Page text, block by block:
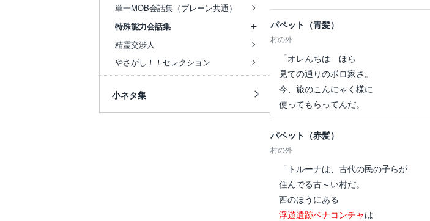
パペット（青髪）
村の外
「オレんちは ほら
見ての通りのボロ家さ。
今、旅のこんにゃく様に
使ってもらってんだ。
パペット（赤髪）
村の外
「トルーナは、古代の民の子らが
住んでる古～い村だ。
西のほうにある
浮遊遺跡ベナコンチャは
単一MOB会話集（プレーン共通）
特殊能力会話集
精霊交渉人
やさがし！！セレクション
小ネタ集